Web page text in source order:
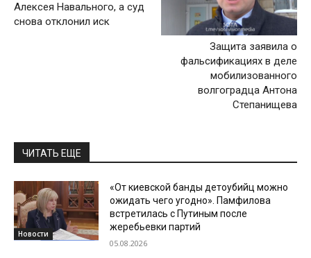
Алексея Навального, а суд
снова отклонил иск
Защита заявила о
фальсификациях в деле
мобилизованного
волгоградца Антона
Степанищева
ЧИТАТЬ ЕЩЕ
Новости
«От киевской банды детоубийц можно
ожидать чего угодно». Памфилова
встретилась с Путиным после
жеребьевки партий
05.08.2026